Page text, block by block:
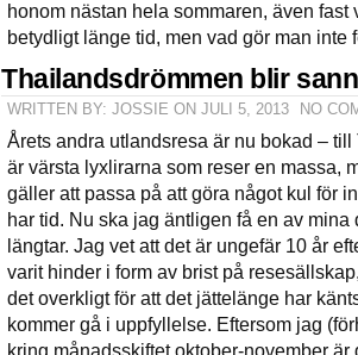
honom nästan hela sommaren, även fast
betydligt länge tid, men vad gör man
Thailandsdrömmen blir sann
WRITTEN BY: JOSSIE ON JULI 5, 2013 NO
Årets andra utlandsresa är nu bokad –
är värsta lyxlirarna som reser en massa,
gäller att passa på att göra något kul för
har tid. Nu ska jag äntligen få en av
längtar. Jag vet att det är ungefär 10 år
varit hinder i form av brist på
det overkligt för att det jättelänge har
kommer gå i uppfyllelse. Eftersom jag
kring månadsskiftet oktober-november är